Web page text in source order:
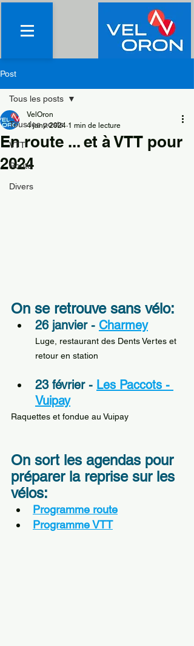
Post
Tous les posts
VTT
Route
Divers
Tous les posts
En route ... et à VTT pour
2024
VelOron
4 janv. 2024 1 min de lecture
On se retrouve sans vélo:
26 janvier - Charmey
Luge, restaurant des Dents Vertes et
retour en station
23 février - Les Paccots -
Vuipay
Raquettes et fondue au Vuipay
On sort les agendas pour
préparer la reprise sur les
vélos:
Programme route
Programme VTT